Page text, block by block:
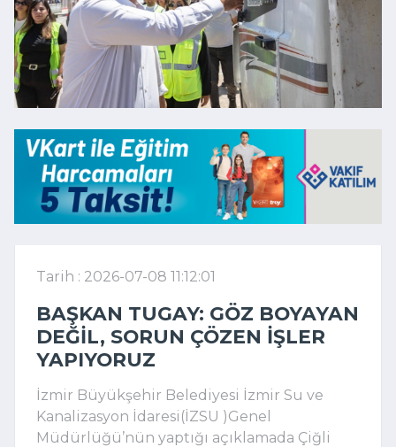
Tarih : 2026-07-08 11:12:01
BAŞKAN TUGAY: GÖZ BOYAYAN
DEĞIL, SORUN ÇÖZEN IŞLER
YAPIYORUZ
İzmir Büyükşehir Belediyesi İzmir Su ve
Kanalizasyon İdaresi(İZSU )Genel
Müdürlüğü’nün yaptığı açıklamada Çiğli